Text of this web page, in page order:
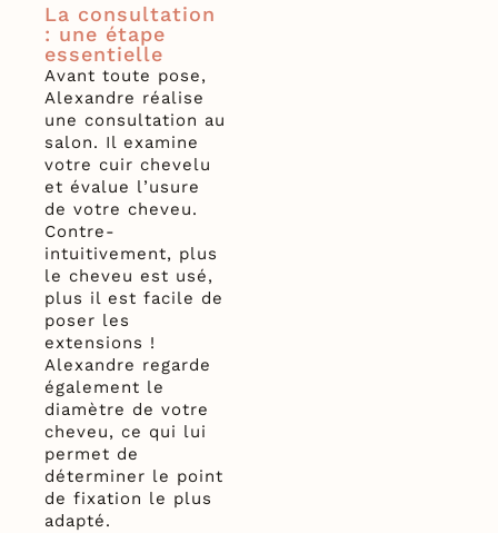
La consultation
: une étape
essentielle
Avant toute pose,
Alexandre réalise
une consultation au
salon. Il examine
votre cuir chevelu
et évalue l’usure
de votre cheveu.
Contre-
intuitivement, plus
le cheveu est usé,
plus il est facile de
poser les
extensions !
Alexandre regarde
également le
diamètre de votre
cheveu, ce qui lui
permet de
déterminer le point
de fixation le plus
adapté.